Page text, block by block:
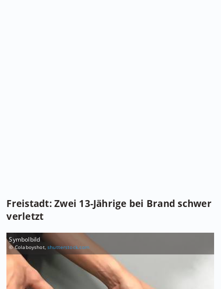
Freistadt: Zwei 13-Jährige bei Brand schwer
verletzt
Symbolbild
© Colaboyshot,shutterstock.com